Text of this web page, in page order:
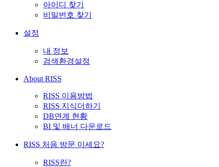
아이디 찾기
비밀번호 찾기
설정
내 정보
검색환경설정
About RISS
RISS 이용방법
RISS 지식더하기
DB연계 현황
BI 및 배너 다운로드
RISS 처음 방문 이세요?
RISS란?